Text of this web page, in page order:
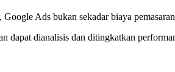
Ads bukan sekadar biaya
dapat dianalisis dan ditingkatkan